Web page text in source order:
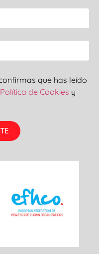
que has leído
Política de Cookies y